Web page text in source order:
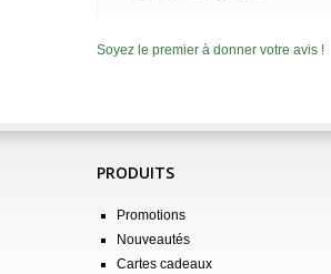
Soyez le premier à donner votre avis !
PRODUITS
Promotions
Nouveautés
Cartes cadeaux